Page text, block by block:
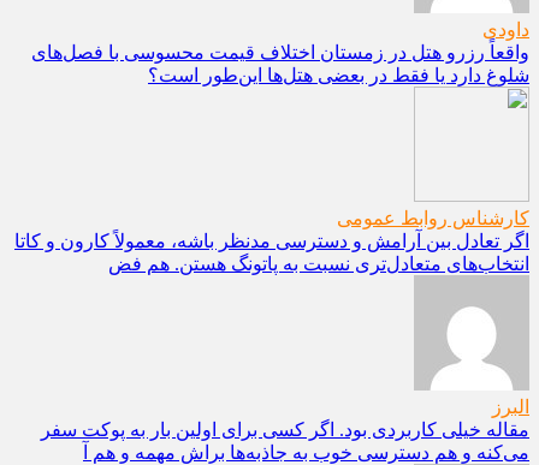
داودی
واقعاً رزرو هتل در زمستان اختلاف قیمت محسوسی با فصل‌های
شلوغ دارد یا فقط در بعضی هتل‌ها این‌طور است؟
کارشناس روابط عمومی
اگر تعادل بین آرامش و دسترسی مدنظر باشه، معمولاً کارون و کاتا
انتخاب‌های متعادل‌تری نسبت به پاتونگ هستن. هم فض
البرز
مقاله خیلی کاربردی بود. اگر کسی برای اولین بار به پوکت سفر
می‌کنه و هم دسترسی خوب به جاذبه‌ها براش مهمه و هم آ